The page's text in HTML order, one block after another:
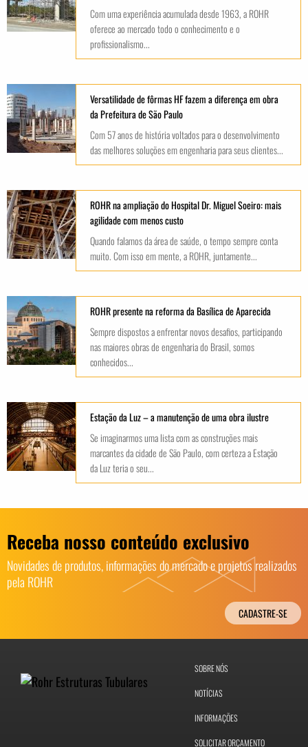
Com uma experiência acumulada desde 1963, a ROHR
oferece ao mercado todo o conhecimento e o
profissionalismo...
Versatilidade de fôrmas HF fazem a diferença em obra
da Prefeitura de São Paulo
Com 57 anos de história voltados para o desenvolvimento
das melhores soluções em engenharia para seus clientes...
ROHR na ampliação do Hospital Dr. Miguel Soeiro: mais
agilidade com menos custo
Quando falamos da área de saúde, o tempo sempre conta
muito. Com isso em mente, a ROHR, juntamente...
ROHR presente na reforma da Basílica de Aparecida
Sempre dispostos a enfrentar novos desafios, participando
nas maiores obras de engenharia do Brasil, somos
conhecidos...
Estação da Luz – a manutenção de uma obra ilustre
Se imaginarmos uma lista com as construções mais
marcantes da cidade de São Paulo, com certeza a Estação
da Luz teria o seu...
Receba nosso conteúdo exclusivo
Novidades de produtos, informações do mercado e projetos realizados
pela ROHR
CADASTRE-SE
SOBRE NÓS
NOTÍCIAS
INFORMAÇÕES
SOLICITAR ORÇAMENTO